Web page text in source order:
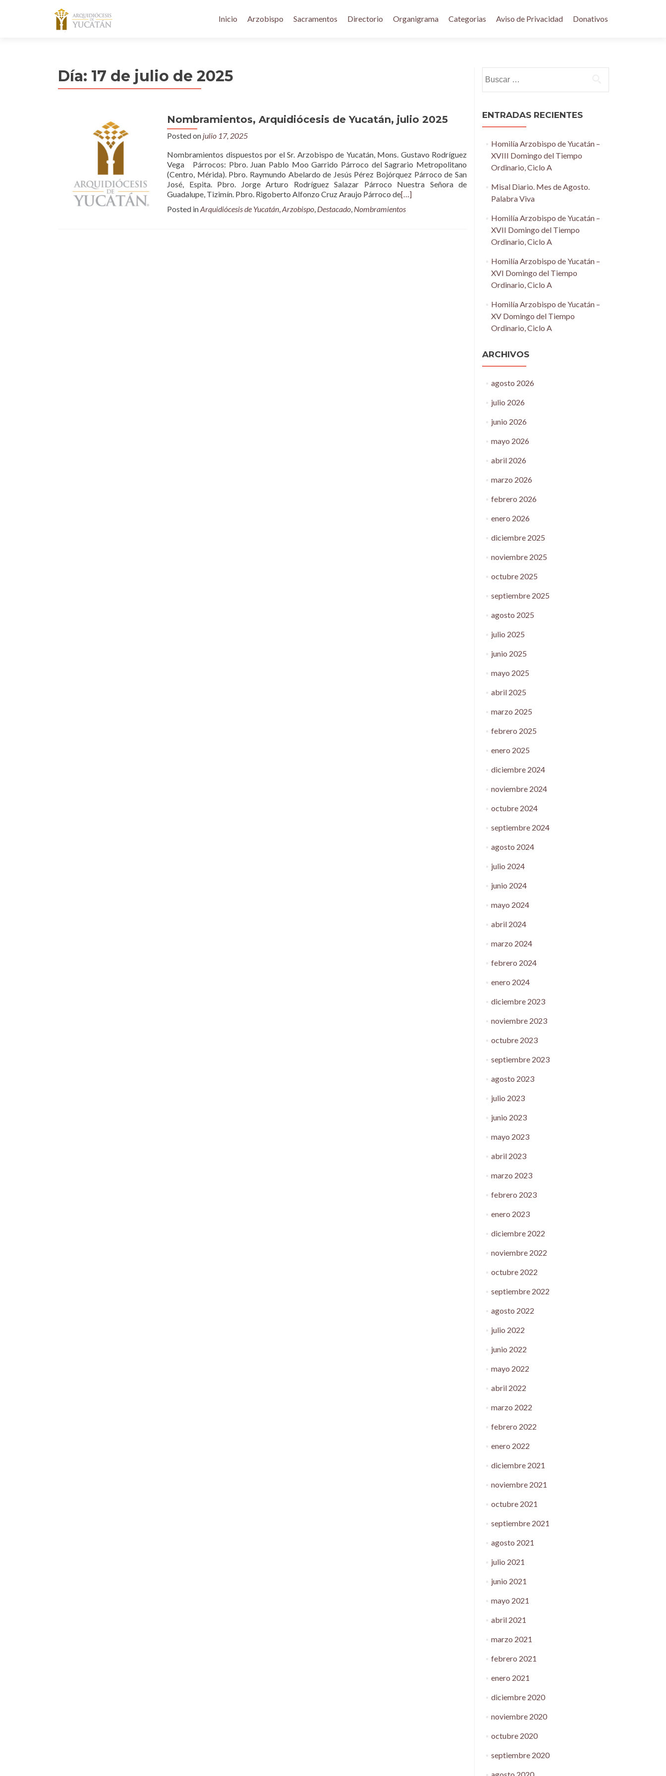
Inicio Arzobispo Sacramentos Directorio Organigrama Categorias Aviso de Privacidad Donativos
Día: 17 de julio de 2025
Nombramientos, Arquidiócesis de Yucatán, julio 2025
Posted on julio 17, 2025
Nombramientos dispuestos por el Sr. Arzobispo de Yucatán, Mons. Gustavo Rodríguez
Vega Párrocos: Pbro. Juan Pablo Moo Garrido Párroco del Sagrario Metropolitano
(Centro, Mérida). Pbro. Raymundo Abelardo de Jesús Pérez Bojórquez Párroco de San
José, Espita. Pbro. Jorge Arturo Rodríguez Salazar Párroco Nuestra Señora de
Guadalupe, Tizimín. Pbro. Rigoberto Alfonzo Cruz Araujo Párroco de[…]
Posted inArquidiócesis de Yucatán,Arzobispo, Destacado, Nombramientos
ENTRADAS RECIENTES
Homilía Arzobispo de Yucatán –
XVIII Domingo del Tiempo
Ordinario, Ciclo A
Misal Diario. Mes de Agosto.
Palabra Viva
Homilía Arzobispo de Yucatán –
XVII Domingo del Tiempo
Ordinario, Ciclo A
Homilía Arzobispo de Yucatán –
XVI Domingo del Tiempo
Ordinario, Ciclo A
Homilía Arzobispo de Yucatán –
XV Domingo del Tiempo
Ordinario, Ciclo A
ARCHIVOS
agosto 2026
julio 2026
junio 2026
mayo 2026
abril 2026
marzo 2026
febrero 2026
enero 2026
diciembre 2025
noviembre 2025
octubre 2025
septiembre 2025
agosto 2025
julio 2025
junio 2025
mayo 2025
abril 2025
marzo 2025
febrero 2025
enero 2025
diciembre 2024
noviembre 2024
octubre 2024
septiembre 2024
agosto 2024
julio 2024
junio 2024
mayo 2024
abril 2024
marzo 2024
febrero 2024
enero 2024
diciembre 2023
noviembre 2023
octubre 2023
septiembre 2023
agosto 2023
julio 2023
junio 2023
mayo 2023
abril 2023
marzo 2023
febrero 2023
enero 2023
diciembre 2022
noviembre 2022
octubre 2022
septiembre 2022
agosto 2022
julio 2022
junio 2022
mayo 2022
abril 2022
marzo 2022
febrero 2022
enero 2022
diciembre 2021
noviembre 2021
octubre 2021
septiembre 2021
agosto 2021
julio 2021
junio 2021
mayo 2021
abril 2021
marzo 2021
febrero 2021
enero 2021
diciembre 2020
noviembre 2020
octubre 2020
septiembre 2020